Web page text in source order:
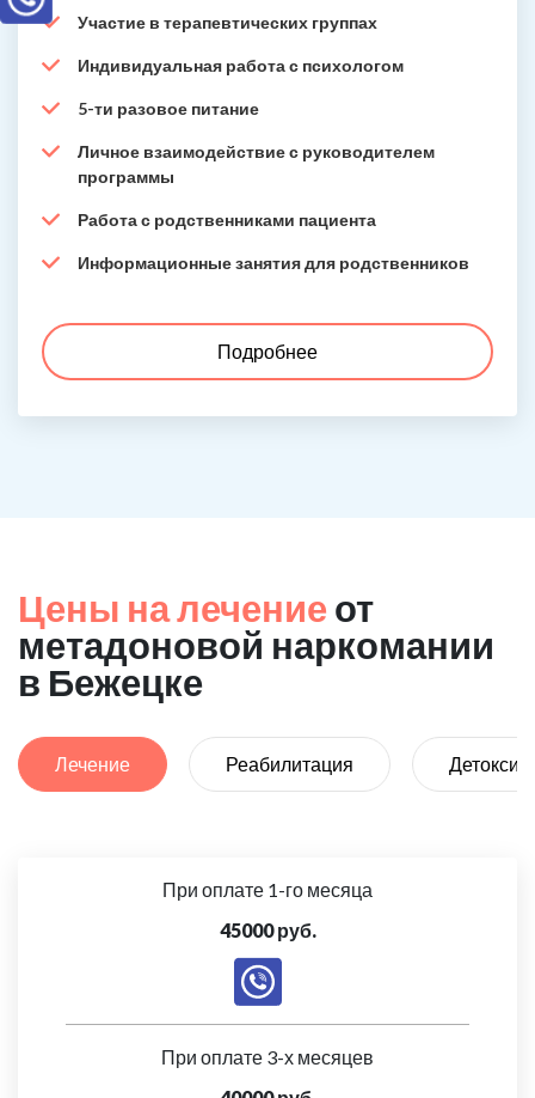
Участие в терапевтических группах
Индивидуальная работа с психологом
5-ти разовое питание
Личное взаимодействие с руководителем
программы
Работа с родственниками пациента
Информационные занятия для родственников
Подробнее
Цены на лечение от
метадоновой наркомании
в Бежецке
Лечение Реабилитация
При оплате 1-го месяца
45000 руб.
При оплате 3-х месяцев